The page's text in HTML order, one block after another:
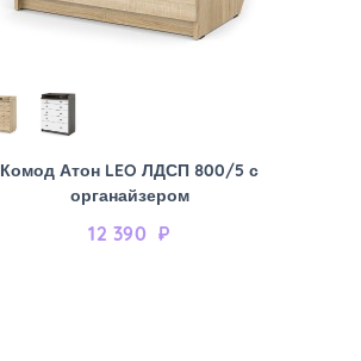
Комод Атон LEO ЛДСП 800/5 с
органайзером
12 390 ₽